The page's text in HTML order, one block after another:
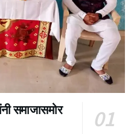
समाजासमोर